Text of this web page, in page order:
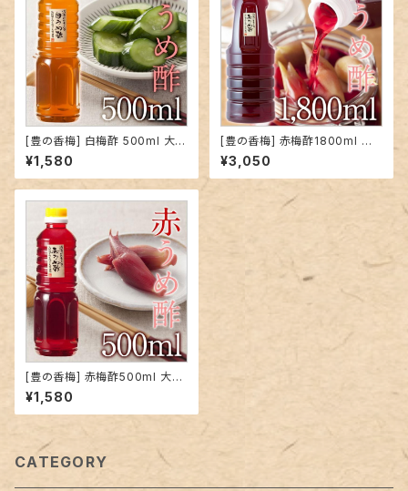
[豊の香梅] 白梅酢 500ml 大分
県大山町産 無添加 天然塩 ミネ
ラル 天然調味料 クエン酸 すっ
ぱい ドリンク お湯割り 焼酎割
¥1,580
[豊の香梅] 赤梅酢1800ml 大
分県大山町産 無添加 赤紫蘇 天
然塩 ミネラル 天然調味料 クエ
ン酸 すっぱい ドリンク お湯割り
焼酎割り ドレッシング 下味に
¥3,050
[豊の香梅] 赤梅酢500ml 大分
県大山町産 無添加 赤紫蘇 天然
塩 ミネラル 天然調味料 クエン
酸 すっぱい ドリンク お湯割り
¥1,580
CATEGORY